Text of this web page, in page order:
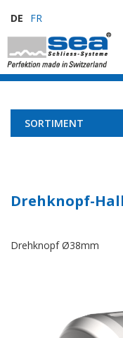
DE FR
SORTIMENT
Drehknopf-
Drehknopf Ø38mm